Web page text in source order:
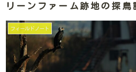
リーンファーム跡地の探
フィールドノート